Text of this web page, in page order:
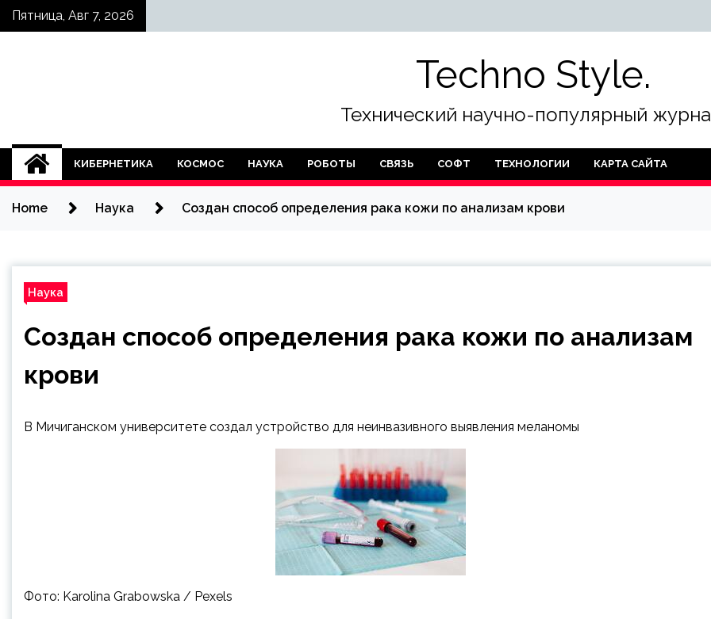
SkipПятница, Авг 7, 2026
Techno Style.
Технический научно-популярный
КИБЕРНЕТИКА КОСМОС НАУКА РОБОТЫ СВЯЗЬ СОФТ ТЕХНОЛОГИИ КАРТА САЙТА
Home Наука Создан способ определения рака кожи по анализам крови
Наука
Создан способ определения рака кожи по анализам
крови
В Мичиганском университете создал устройство для неинвазивного выявления меланомы
Фото: Karolina Grabowska / Pexels